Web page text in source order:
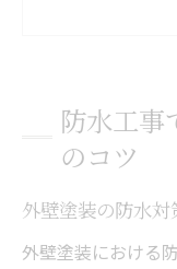
防水性を
外壁塗装
茨木市で外壁
防水工事
のコツ
外壁塗装の防水
外壁塗装における